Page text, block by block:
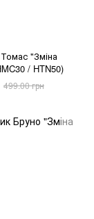
"Зміна
/ HTN50)
499.00 грн